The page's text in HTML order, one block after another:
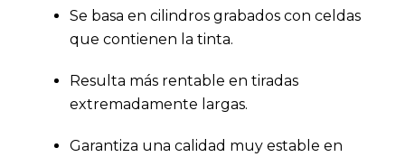
Se basa en cilindros grabados con celdas
que contienen la tinta.
Resulta más rentable en tiradas
extremadamente largas.
Garantiza una calidad muy estable en